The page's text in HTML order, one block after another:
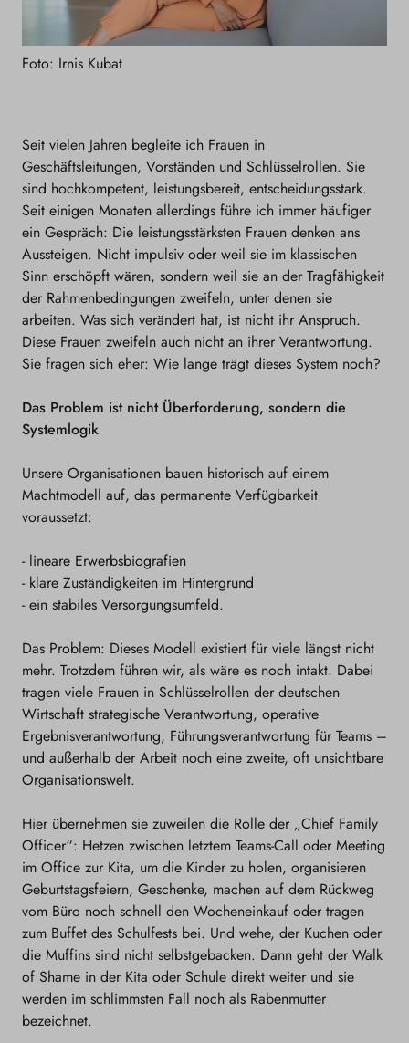
Foto: Irnis Kubat
Seit vielen Jahren begleite ich Frauen in
Geschäftsleitungen, Vorständen und Schlüsselrollen. Sie
sind hochkompetent, leistungsbereit, entscheidungsstark.
Seit einigen Monaten allerdings führe ich immer häufiger
ein Gespräch: Die leistungsstärksten Frauen denken ans
Aussteigen. Nicht impulsiv oder weil sie im klassischen
Sinn erschöpft wären, sondern weil sie an der Tragfähigkeit
der Rahmenbedingungen zweifeln, unter denen sie
arbeiten. Was sich verändert hat, ist nicht ihr Anspruch.
Diese Frauen zweifeln auch nicht an ihrer Verantwortung.
Sie fragen sich eher: Wie lange trägt dieses System noch?
Das Problem ist nicht Überforderung, sondern die
Systemlogik
Unsere Organisationen bauen historisch auf einem
Machtmodell auf, das permanente Verfügbarkeit
voraussetzt:
- lineare Erwerbsbiografien
- klare Zuständigkeiten im Hintergrund
- ein stabiles Versorgungsumfeld.
Das Problem: Dieses Modell existiert für viele längst nicht
mehr. Trotzdem führen wir, als wäre es noch intakt. Dabei
tragen viele Frauen in Schlüsselrollen der deutschen
Wirtschaft strategische Verantwortung, operative
Ergebnisverantwortung, Führungsverantwortung für Teams –
und außerhalb der Arbeit noch eine zweite, oft unsichtbare
Organisationswelt.
Hier übernehmen sie zuweilen die Rolle der „Chief Family
Officer“: Hetzen zwischen letztem Teams-Call oder Meeting
im Office zur Kita, um die Kinder zu holen, organisieren
Geburtstagsfeiern, Geschenke, machen auf dem Rückweg
vom Büro noch schnell den Wocheneinkauf oder tragen
zum Buffet des Schulfests bei. Und wehe, der Kuchen oder
die Muffins sind nicht selbstgebacken. Dann geht der Walk
of Shame in der Kita oder Schule direkt weiter und sie
werden im schlimmsten Fall noch als Rabenmutter
bezeichnet.